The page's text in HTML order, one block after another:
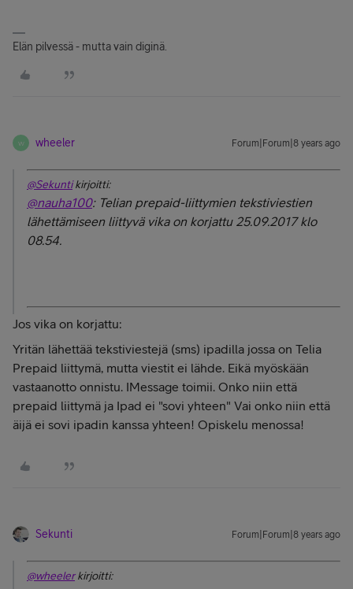
Elän pilvessä - mutta vain diginä.
W wheeler Forum|Forum|8 years ago
@Sekuntikirjoitti:
@nauha100: Telian prepaid-liittymien tekstiviestien
lähettämiseen liittyvä vika on korjattu 25.09.2017 klo
08.54.
Jos vika on korjattu:
Yritän lähettää tekstiviestejä (sms) ipadilla jossa on Telia
Prepaid liittymä, mutta viestit ei lähde. Eikä myöskään
vastaanotto onnistu. IMessage toimii. Onko niin että
prepaid liittymä ja Ipad ei "sovi yhteen" Vai onko niin että
äijä ei sovi ipadin kanssa yhteen! Opiskelu menossa!
Sekunti Forum|Forum|8 years ago
@wheelerkirjoitti: